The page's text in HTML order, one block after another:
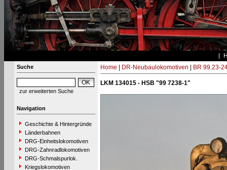
Suche
zur erweiterten Suche
Navigation
Geschichte & Hintergründe
Länderbahnen
DRG-Einheitslokomotiven
DRG-Zahnradlokomotiven
DRG-Schmalspurlok.
Kriegslokomotiven
Home DR-Neubaulokomotiven BR 99.23-
LKM 134015 - HSB "99 7238-1"